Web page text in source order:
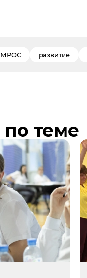
развитие
по теме